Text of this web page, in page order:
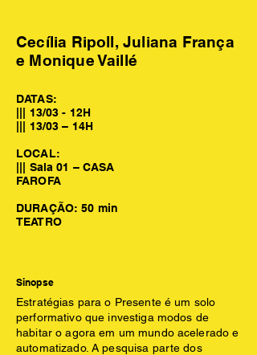
Cecília Ripoll, Juliana França
e Monique Vaillé
DATAS:
||| 13/03 - 12H
||| 13/03 – 14H
LOCAL:
||| Sala 01 – CASA
FAROFA
DURAÇÃO: 50 min
TEATRO
Sinopse
Estratégias para o Presente é um solo
performativo que investiga modos de
habitar o agora em um mundo acelerado e
automatizado. A pesquisa parte dos